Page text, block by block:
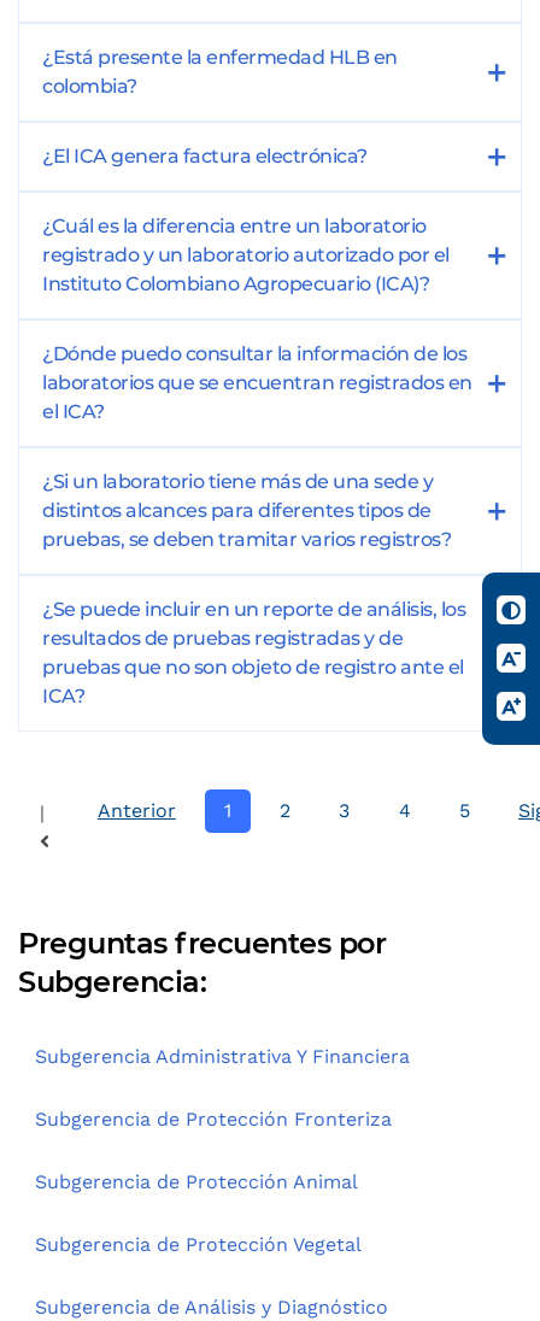
¿Está presente la enfermedad HLB en
colombia?
¿El ICA genera factura electrónica?
¿Cuál es la diferencia entre un laboratorio
registrado y un laboratorio autorizado por el
Instituto Colombiano Agropecuario (ICA)?
¿Dónde puedo consultar la información de los
laboratorios que se encuentran registrados en
el ICA?
¿Si un laboratorio tiene más de una sede y
distintos alcances para diferentes tipos de
pruebas, se deben tramitar varios registros?
¿Se puede incluir en un reporte de análisis, los
resultados de pruebas registradas y de
pruebas que no son objeto de registro ante el
ICA?
| Anterior 1 2 3 4 5
Preguntas frecuentes por
Subgerencia:
Subgerencia Administrativa Y Financiera
Subgerencia de Protección Fronteriza
Subgerencia de Protección Animal
Subgerencia de Protección Vegetal
Subgerencia de Análisis y Diagnóstico